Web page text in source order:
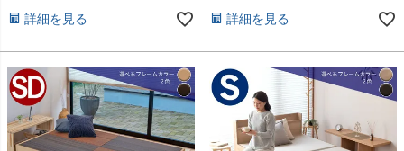
詳細を見る 詳細を見る